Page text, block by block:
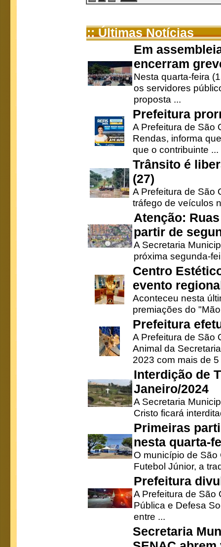
:: Últimas Notícias
Em
encerram
Nesta quarta-feira
os servidores
proposta ...
Prefeitura
A Prefeitura de São
Rendas, informa
que o contribuinte ...
Trânsito é
(27)
A Prefeitura de São
tráfego de veículos
Atenção:
partir de
A Secretaria
próxima segunda-
Centro
evento
Aconteceu nesta
premiações do
Prefeitura
A Prefeitura de São
Animal da
2023 com mais de 5
Interdição de
Janeiro/2024
A Secretaria
Cristo ficará
Primeiras
nesta quarta-
O município de
Futebol Júnior, a
Prefeitura
A Prefeitura de São
Pública e Defesa
entre ...
Secretaria